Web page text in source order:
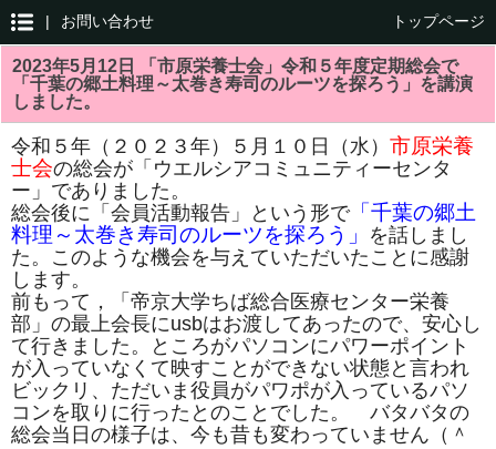
| お問い合わせ トップページ
2023年5月12日 「市原栄養士会」令和５年度定期総会で
「千葉の郷土料理～太巻き寿司のルーツを探ろう」を講演
しました。
令和５年（２０２３年）５月１０日（水） 市原栄養
士会の総会が「ウエルシアコミュニティーセンタ
ー」でありました。
総会後に「会員活動報告」という形で「千葉の郷土
料理～太巻き寿司のルーツを探ろう」
を話しまし
た。このような機会を与えていただいたことに感謝
します。
前もって，「帝京大学ちば総合医療センター栄養
部」の最上会長にusbはお渡してあったので、安心し
て行きました。ところがパソコンにパワーポイント
が入っていなくて映すことができない状態と言われ
ビックリ、ただいま役員がパワポが入っているパソ
コンを取りに行ったとのことでした。 バタバタの
総会当日の様子は、今も昔も変わっていません（＾